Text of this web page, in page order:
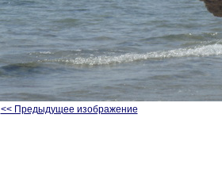
<< Предыдущее изображение